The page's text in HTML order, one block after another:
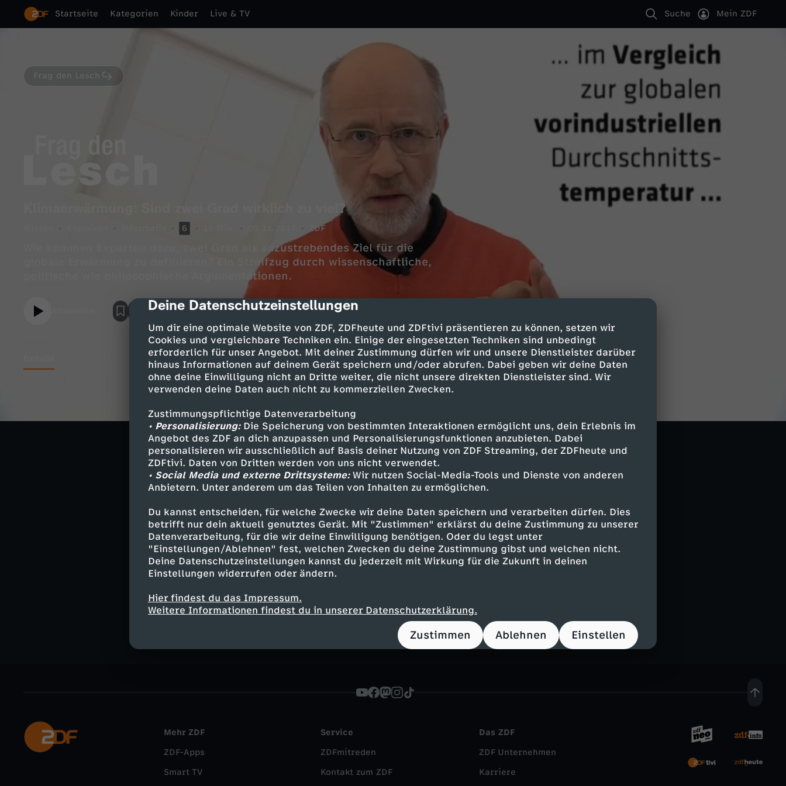
cmp-dialog-description
Deine Datenschutzeinstellungen
Um dir eine optimale Website von ZDF, ZDFheute und ZDFtivi präsentieren zu können, setzen wir
Cookies und vergleichbare Techniken ein. Einige der eingesetzten Techniken sind unbedingt
erforderlich für unser Angebot. Mit deiner Zustimmung dürfen wir und unsere Dienstleister darüber
hinaus Informationen auf deinem Gerät speichern und/oder abrufen. Dabei geben wir deine Daten
ohne deine Einwilligung nicht an Dritte weiter, die nicht unsere direkten Dienstleister sind. Wir
verwenden deine Daten auch nicht zu kommerziellen Zwecken.
Zustimmungspflichtige Datenverarbeitung
• Personalisierung:Die Speicherung von bestimmten Interaktionen ermöglicht uns, dein Erlebnis im
Angebot des ZDF an dich anzupassen und Personalisierungsfunktionen anzubieten. Dabei
personalisieren wir ausschließlich auf Basis deiner Nutzung von ZDF Streaming, der ZDFheute und
ZDFtivi. Daten von Dritten werden von uns nicht verwendet.
• Social Media und externe Drittsysteme:Wir nutzen Social-Media-Tools und Dienste von anderen
Anbietern. Unter anderem um das Teilen von Inhalten zu ermöglichen.
Du kannst entscheiden, für welche Zwecke wir deine Daten speichern und verarbeiten dürfen. Dies
betrifft nur dein aktuell genutztes Gerät. Mit "Zustimmen" erklärst du deine Zustimmung zu unserer
Datenverarbeitung, für die wir deine Einwilligung benötigen. Oder du legst unter
"Einstellungen/Ablehnen" fest, welchen Zwecken du deine Zustimmung gibst und welchen nicht.
Deine Datenschutzeinstellungen kannst du jederzeit mit Wirkung für die Zukunft in deinen
Einstellungen widerrufen oder ändern.
Hier findest du das Impressum.
Weitere Informationen findest du in unserer Datenschutzerklärung.
Zustimmen Ablehnen Einstellen
Startseite Kategorien Kinder Live & TV Suche Mein ZDF
Frag den Lesch
Klimaerwärmung: Sind zwei Grad wirklich zu viel?
6 ZDF
Wie kommen Experten dazu, zwei Grad als anzustrebendes Ziel für die
globale Erwärmung zu definieren? Ein Streifzug durch wissenschaftliche,
politische wie philosophische Argumentationen.
Ausstoß von Kohlendioxid und anderen Treibhausgasen unter Kontrolle zu
bringen.
Klimaforscher fordern immer wieder, dafür zu sorgen, dass die globale
Erwärmung nicht mehr als zwei Grad im Vergleich zu 1994 erreichen darf.
lassen - heißt es.
Ähnliche Inhalte entdecken
Wissen Explainer
Mehr ZDF
ZDF-Apps
Smart TV
Service
ZDFmitreden
Kontakt zum ZDF
Das ZDF
ZDF Unternehmen
Karriere